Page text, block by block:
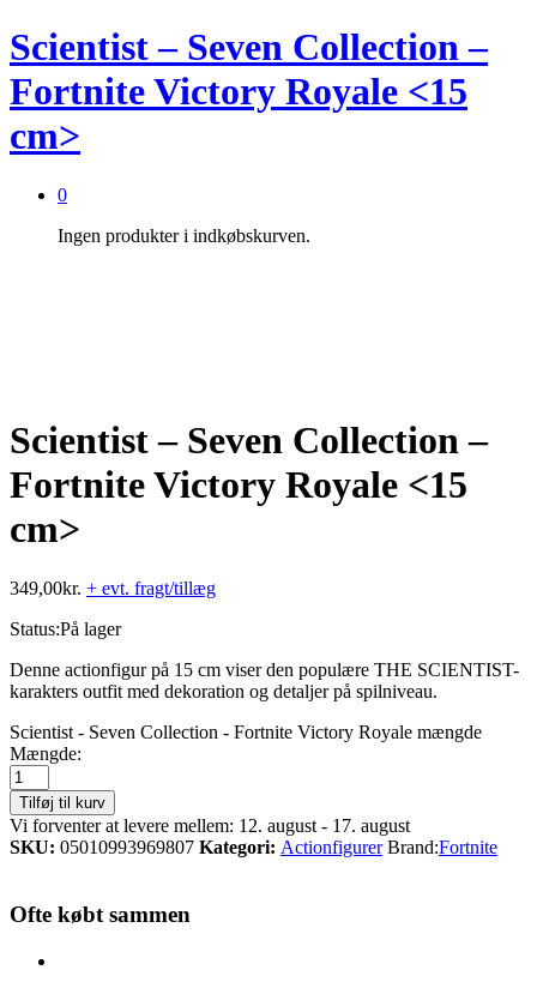
Scientist – Seven Collection –
Fortnite Victory Royale <15
cm>
0
Ingen produkter i indkøbskurven.
Scientist – Seven Collection –
Fortnite Victory Royale <15
cm>
349,00kr. + evt. fragt/tillæg
Status:På lager
Denne actionfigur på 15 cm viser den populære THE SCIENTIST-
karakters outfit med dekoration og detaljer på spilniveau.
Scientist - Seven Collection - Fortnite Victory Royale mængde
Mængde:
Tilføj til kurv
Vi forventer at levere mellem: 12. august - 17. august
SKU: 05010993969807 Kategori: Actionfigurer Brand:Fortnite
Ofte købt sammen